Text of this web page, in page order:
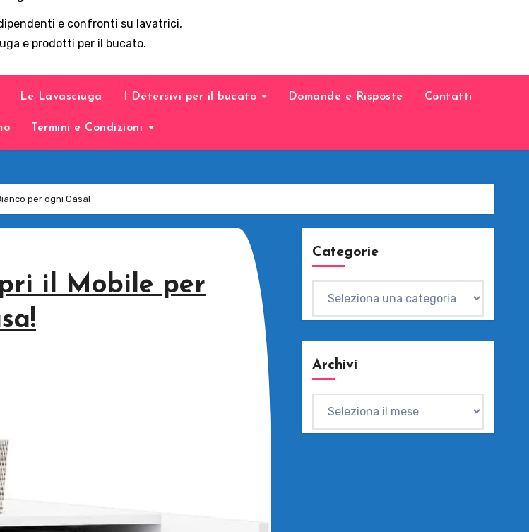
e confronti su lavatrici,
e prodotti per il bucato.
Le Lavasciuga I Detersivi per il bucato Domande e Risposte Contatti
Termini e Condizioni
per ogni Casa!
il Mobile per
Categorie
Archivi